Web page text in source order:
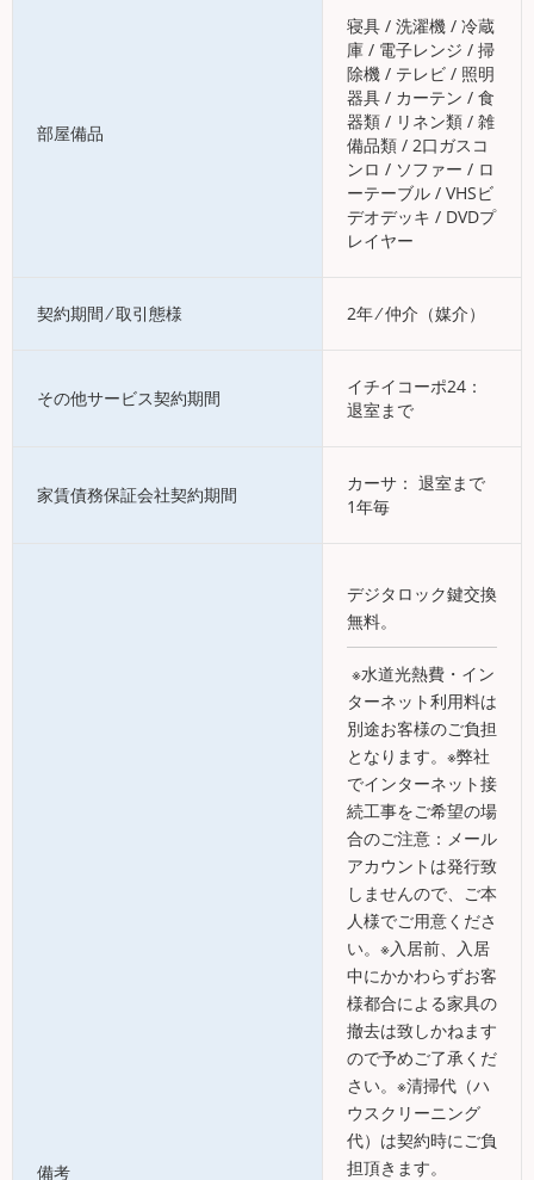
部屋備品
寝具 / 洗濯機 / 冷蔵
庫 / 電子レンジ / 掃
除機 / テレビ / 照明
器具 / カーテン / 食
器類 / リネン類 / 雑
備品類 / 2口ガスコ
ンロ / ソファー / ロ
ーテーブル / VHSビ
デオデッキ / DVDプ
レイヤー
契約期間 ⁄ 取引態様 2年 ⁄ 仲介（媒介）
その他サービス契約期間
イチイコーポ24：
退室まで
家賃債務保証会社契約期間
カーサ： 退室まで
1年毎
備考
デジタロック鍵交換
無料。
※水道光熱費・イン
ターネット利用料は
別途お客様のご負担
となります。※弊社
でインターネット接
続工事をご希望の場
合のご注意：メール
アカウントは発行致
しませんので、ご本
人様でご用意くださ
い。※入居前、入居
中にかかわらずお客
様都合による家具の
撤去は致しかねます
ので予めご了承くだ
さい。※清掃代（ハ
ウスクリーニング
代）は契約時にご負
担頂きます。